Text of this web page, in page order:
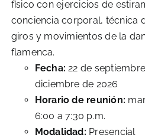
físico con ejercicios de
conciencia corporal, técnica
giros y movimientos de la
flamenca.
Fecha:22 de
diciembre de 2026
Horario de reunión:
6:00 a 7:30 p.m.
Modalidad: Presencial